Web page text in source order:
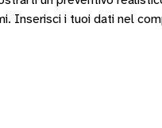
Inserisci i tuoi dati nel